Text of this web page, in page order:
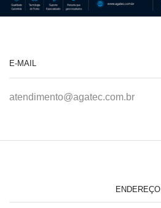
E-MAIL
atendimento@agatec.com.br
ENDEREÇO